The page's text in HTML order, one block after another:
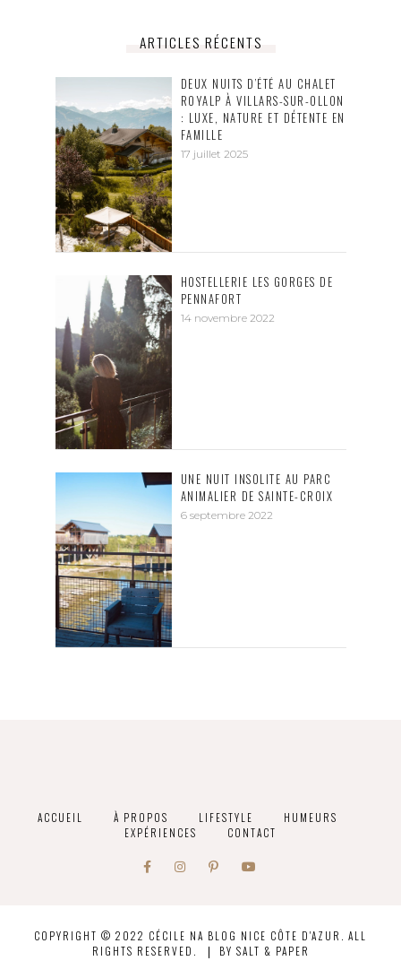
ARTICLES RÉCENTS
DEUX NUITS D’ÉTÉ AU CHALET
ROYALP À VILLARS-SUR-OLLON
: LUXE, NATURE ET DÉTENTE EN
FAMILLE
17 juillet 2025
HOSTELLERIE LES GORGES DE
PENNAFORT
14 novembre 2022
UNE NUIT INSOLITE AU PARC
ANIMALIER DE SAINTE-CROIX
6 septembre 2022
ACCUEIL À PROPOS LIFESTYLE
HUMEURS
EXPÉRIENCES
CONTACT
COPYRIGHT © 2022 CÉCILE NA BLOG NICE CÔTE D'AZUR. ALL
RIGHTS RESERVED.
BY SALT & PAPER